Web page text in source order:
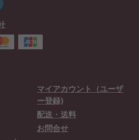
マイアカウント（ユーザ
ー登録)
配送・送料
お問合せ